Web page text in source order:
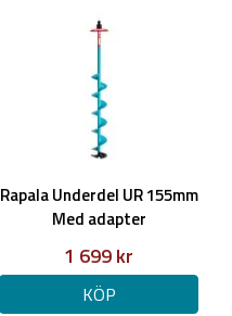
Rapala Underdel UR 155mm
Med adapter
1 699 kr
KÖP